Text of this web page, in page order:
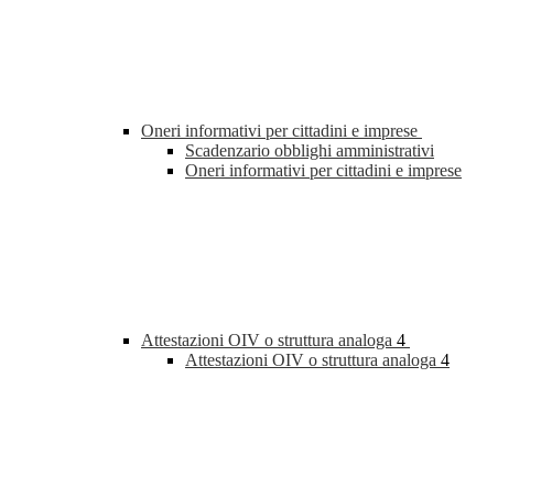
Oneri informativi per cittadini e imprese
Scadenzario obblighi amministrativi
Oneri informativi per cittadini e imprese
Attestazioni OIV o struttura analoga 4
Attestazioni OIV o struttura analoga 4